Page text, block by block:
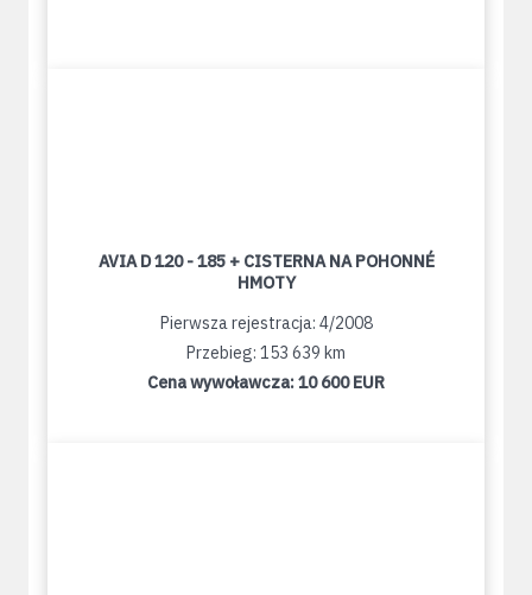
AVIA D 120 - 185 + CISTERNA NA POHONNÉ
HMOTY
Pierwsza rejestracja: 4/2008
Przebieg: 153 639 km
Cena wywoławcza:10 600 EUR